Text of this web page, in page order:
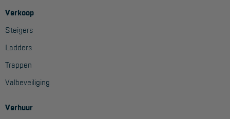
Verkoop
Steigers
Ladders
Trappen
Valbeveiliging
Verhuur